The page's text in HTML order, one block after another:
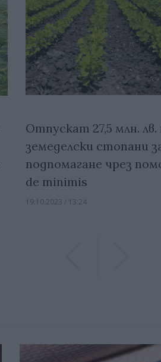
Отпускат 27,5 млн. лв.
земеделски стопани
подпомагане чрез
de minimis
19.10.2023 / 13:24